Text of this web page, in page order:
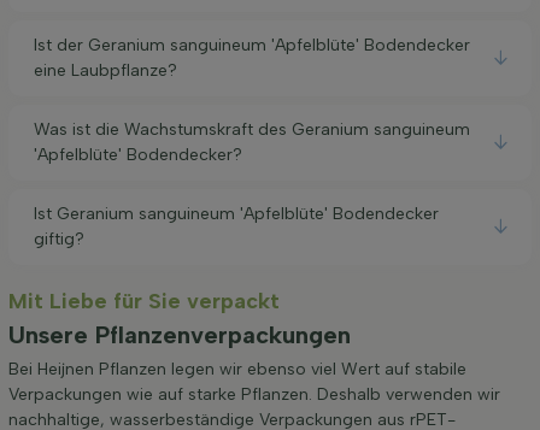
Ist der Geranium sanguineum 'Apfelblüte' Bodendecker
eine Laubpflanze?
Was ist die Wachstumskraft des Geranium sanguineum
'Apfelblüte' Bodendecker?
Ist Geranium sanguineum 'Apfelblüte' Bodendecker
giftig?
Mit Liebe für Sie verpackt
Unsere Pflanzenverpackungen
Bei Heijnen Pflanzen legen wir ebenso viel Wert auf stabile
Verpackungen wie auf starke Pflanzen. Deshalb verwenden wir
nachhaltige, wasserbeständige Verpackungen aus rPET-